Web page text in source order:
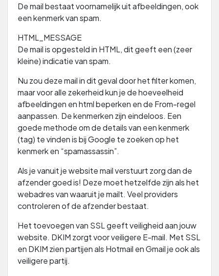
De mail bestaat voornamelijk uit afbeeldingen, ook
een kenmerk van spam.
HTML_MESSAGE
De mail is opgesteld in HTML, dit geeft een (zeer
kleine) indicatie van spam.
Nu zou deze mail in dit geval door het filter komen,
maar voor alle zekerheid kun je de hoeveelheid
afbeeldingen en html beperken en de From-regel
aanpassen. De kenmerken zijn eindeloos. Een
goede methode om de details van een kenmerk
(tag) te vinden is bij Google te zoeken op het
kenmerk en “spamassassin”.
Als je vanuit je website mail verstuurt zorg dan de
afzender goed is! Deze moet hetzelfde zijn als het
webadres van waaruit je mailt. Veel providers
controleren of de afzender bestaat.
Het toevoegen van SSL geeft veiligheid aan jouw
website. DKIM zorgt voor veiligere E-mail. Met SSL
en DKIM zien partijen als Hotmail en Gmail je ook als
veiligere partij.